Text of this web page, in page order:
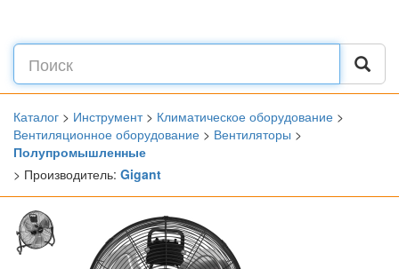
Каталог > Инструмент> Климатическое оборудование >
Вентиляционное оборудование > Вентиляторы >
Полупромышленные
> Производитель: Gigant